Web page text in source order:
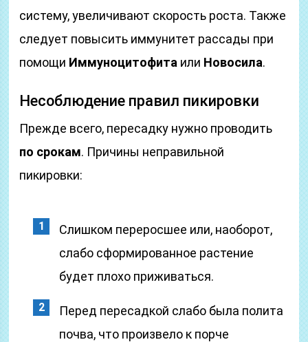
систему, увеличивают скорость роста. Также
следует повысить иммунитет рассады при
помощи Иммуноцитофита или Новосила.
Несоблюдение правил пикировки
Прежде всего, пересадку нужно проводить
по срокам. Причины неправильной
пикировки:
Слишком переросшее или, наоборот,
слабо сформированное растение
будет плохо приживаться.
Перед пересадкой слабо была полита
почва, что произвело к порче